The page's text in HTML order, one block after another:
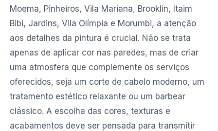
Moema, Pinheiros, Vila Mariana, Brooklin, Itaim
Bibi, Jardins, Vila Olímpia e Morumbi, a atenção
aos detalhes da pintura é crucial. Não se trata
apenas de aplicar cor nas paredes, mas de criar
uma atmosfera que complemente os serviços
oferecidos, seja um corte de cabelo moderno, um
tratamento estético relaxante ou um barbear
clássico. A escolha das cores, texturas e
acabamentos deve ser pensada para transmitir